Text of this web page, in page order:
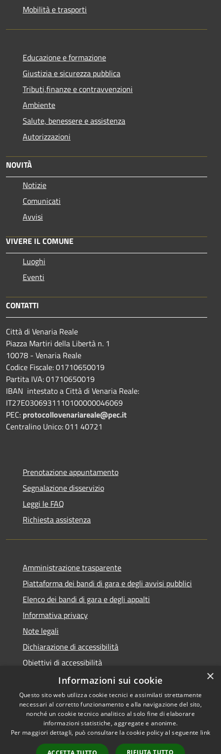
Mobilità e trasporti
Educazione e formazione
Giustizia e sicurezza pubblica
Tributi,finanze e contravvenzioni
Ambiente
Salute, benessere e assistenza
Autorizzazioni
NOVITÀ
Notizie
Comunicati
Avvisi
VIVERE IL COMUNE
Luoghi
Eventi
CONTATTI
Città di Venaria Reale
Piazza Martiri della Libertà n. 1
10078 - Venaria Reale
Codice Fiscale: 01710650019
Partita IVA: 01710650019
IBAN intestato a Città di Venaria Reale:
IT27E0306931110100000046069
PEC: protocollovenariareale@pec.it
Centralino Unico: 011 40721
Prenotazione appuntamento
Segnalazione disservizio
Leggi le FAQ
Richiesta assistenza
Amministrazione trasparente
Piattaforma dei bandi di gara e degli avvisi pubblici
Elenco dei bandi di gara e degli appalti
Informativa privacy
Note legali
Dichiarazione di accessibilità
Obiettivi di accessibilità
Accessibilità
Privacy
×
Informazioni sui cookie
Questo sito web utilizza cookie tecnici e assimilati strettamente
necessari al corretto funzionamento e alla navigazione del sito,
nonché un cookie tecnico analitico al solo fine di elaborare
informazioni statistiche, aggregate e anonime.
Per maggiori dettagli, può consultare la cookie policy al seguente link
RIFIUTA TUTTO